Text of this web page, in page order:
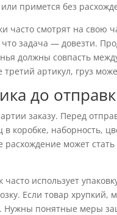
примется без
часто смотрят на свою
задача — довезти.
должны совпасть
артикул, груз
до
заказу. Перед
коробке, наборность,
может
использует
Если товар хрупкий,
Нужны понятные меры